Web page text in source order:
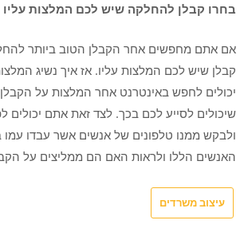
בחרו קבלן להחלקה שיש לכם המלצות עליו
אם אתם מחפשים אחר הקבלן הטוב ביותר
קבלן שיש לכם המלצות עליו. אז איך נשיג
יכולים לחפש באינטרנט אחר המלצות על
שיכולים לסייע לכם בכך. לצד זאת אתם יכולים
ולבקש ממנו טלפונים של אנשים אשר עבדו
האנשים הללו ולראות האם הם ממליצים על
עיצוב משרדים